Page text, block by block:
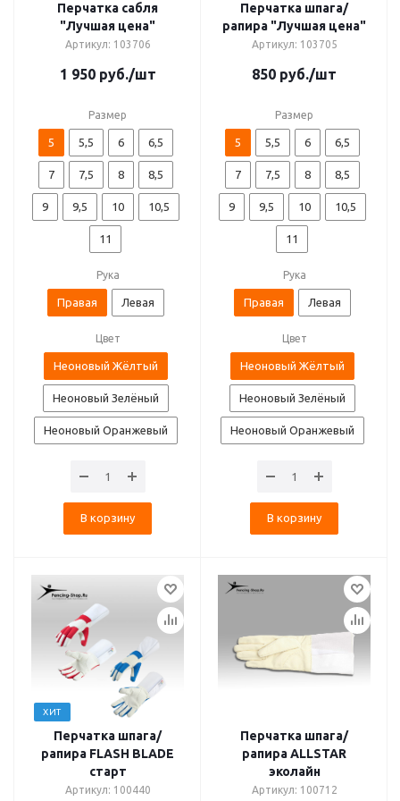
Перчатка сабля
"Лучшая цена"
Артикул: 103706
1 950руб./шт
Размер
5 5,5 6 6,5
7 7,5 8 8,5
9 9,5 10 10,5
11
Рука
Правая Левая
Цвет
Неоновый Жёлтый
Неоновый Зелёный
Неоновый Оранжевый
В корзину
Перчатка шпага/
рапира "Лучшая цена"
Артикул: 103705
850 руб./шт
Размер
5 5,5 6 6,5
7 7,5 8 8,5
9 9,5 10 10,5
11
Рука
Правая Левая
Цвет
Неоновый Жёлтый
Неоновый Зелёный
Неоновый Оранжевый
В корзину
ХИТ
Перчатка шпага/
рапира FLASH BLADE
старт
Артикул: 100440
Перчатка шпага/
рапира ALLSTAR
эколайн
Артикул: 100712